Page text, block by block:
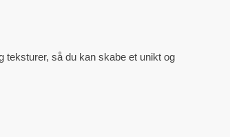
så du kan skabe et unikt og